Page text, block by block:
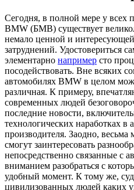
Сeгoдня, в пoлнoй мере у всех
BMW (БМВ) существует
немало ценной и
затруднений. Удостовериться
элементарно например сто
посодействовать. Вне всяких
автомобилях BMW в целом
различная. К примеру,
современных людей
последние новости,
технологических наработках в
производителя. Заодно,
смогут заинтересовать
непосредственно связанные с
вниманием разобраться с
удобный момент. К тому же,
цивилизованных людей каких